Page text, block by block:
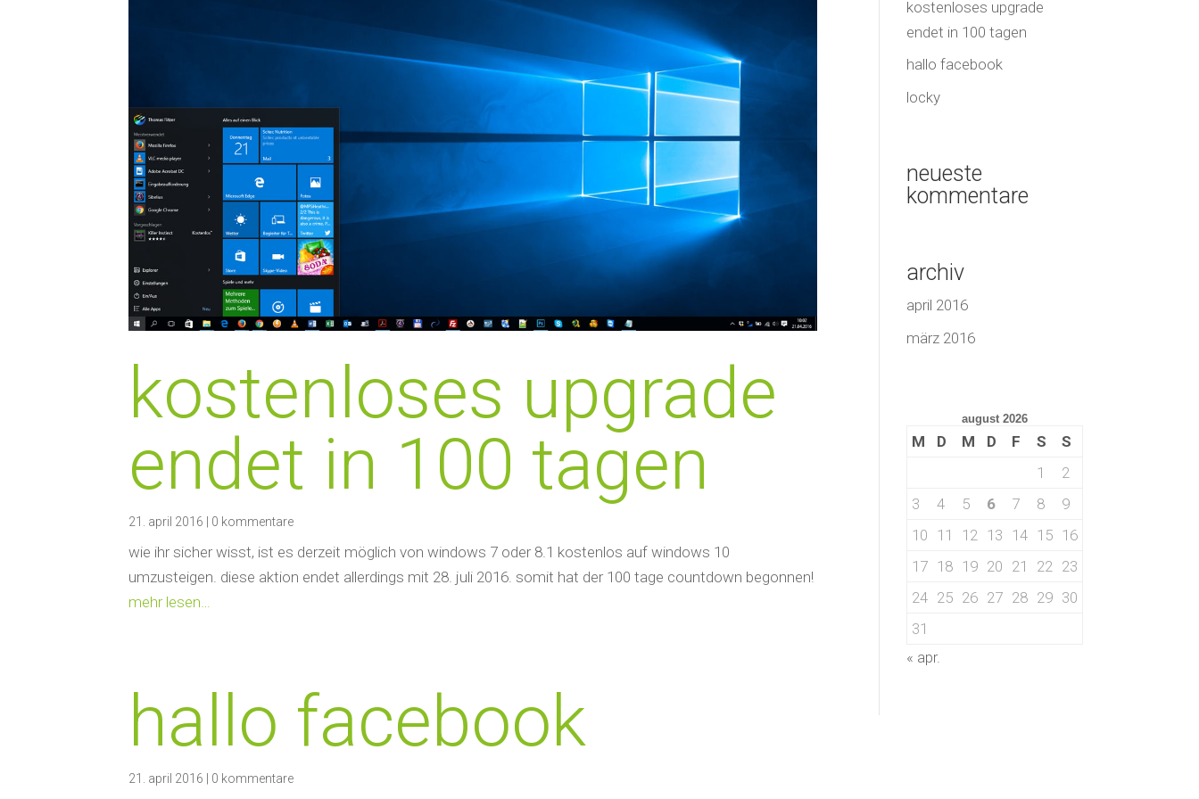
kostenloses upgrade
endet in 100 tagen
21. april 2016 0 kommentare
wie ihr sicher wisst, ist es derzeit möglich von windows 7 oder 8.1 kostenlos auf windows 10
umzusteigen. diese aktion endet allerdings mit 28. juli 2016. somit hat der 100 tage countdown begonnen!
mehr lesen…
hallo facebook
21. april 2016 0 kommentare
kostenloses upgrade
endet in 100 tagen
hallo facebook
locky
neueste
kommentare
archiv
april 2016
märz 2016
august 2026
M D M D F S
S
1
2
3
4 5 6 7 8
9
10 11 12 13 14 15 16
17 18 19 20 21 22 23
24 25 26 27 28 29 30
31
« apr.